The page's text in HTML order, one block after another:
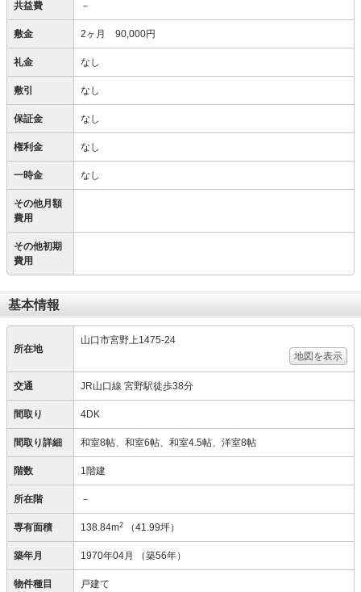
共益費 －
敷金 2ヶ月 90,000円
礼金 なし
敷引 なし
保証金 なし
権利金 なし
一時金 なし
その他月額
費用
その他初期
費用
基本情報
所在地
山口市宮野上1475-24
地図を表示
交通 JR山口線 宮野駅徒歩38分
間取り 4DK
間取り詳細 和室8帖、和室6帖、和室4.5帖、洋室8帖
階数 1階建
所在階 －
専有面積 138.84m2 （41.99坪）
築年月 1970年04月 （築56年）
物件種目 戸建て